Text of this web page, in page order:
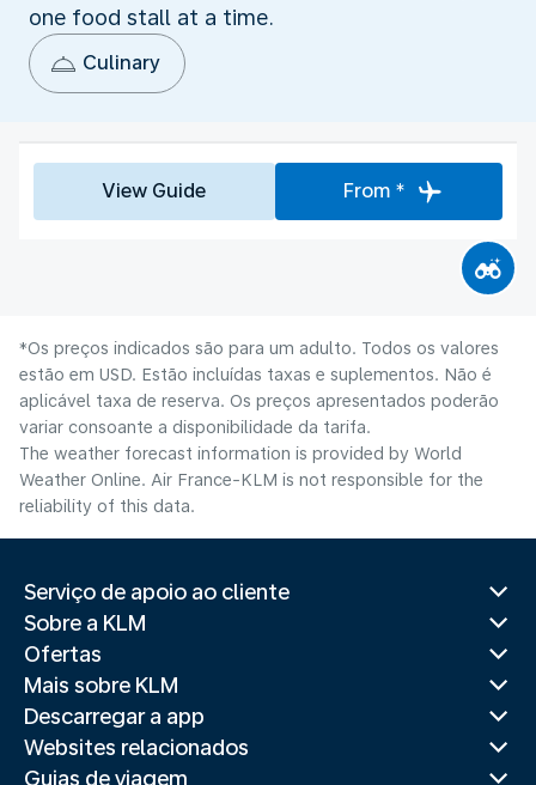
one food stall at a time.
Culinary
View Guide From *
*Os preços indicados são para um adulto. Todos os valores
estão em USD. Estão incluídas taxas e suplementos. Não é
aplicável taxa de reserva. Os preços apresentados poderão
variar consoante a disponibilidade da tarifa.
The weather forecast information is provided by World
Weather Online. Air France-KLM is not responsible for the
reliability of this data.
Serviço de apoio ao cliente
Sobre a KLM
Ofertas
Mais sobre KLM
Descarregar a app
Websites relacionados
Guias de viagem